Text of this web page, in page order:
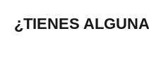
¿TIENES